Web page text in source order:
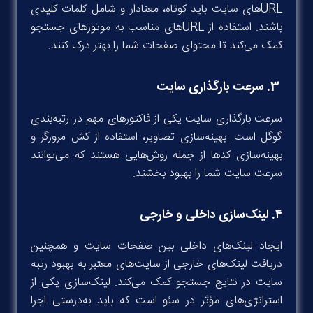
URL‌های سایت باید کوتاه، معنادار و شامل کلمات کلیدی
باشند. استفاده از URL‌های مناسب به موتورهای جستجو
کمک می‌کند تا محتوای صفحات شما را بهتر درک کنند.
سرعت بارگذاری سایت
سرعت بارگذاری سایت یکی از فاکتورهای مهم در رتبه‌بندی
گوگل است. بهینه‌سازی تصاویر، استفاده از کش مرورگر و
بهینه‌سازی کدها از جمله روش‌هایی هستند که می‌توانند
سرعت سایت شما را بهبود بخشند.
۴. لینک‌سازی داخلی و خارجی
ایجاد لینک‌های داخلی بین صفحات سایت و همچنین
دریافت لینک‌های خارجی از سایت‌های معتبر به بهبود رتبه
سایت در نتایج جستجو کمک می‌کند. لینک‌سازی یکی از
استراتژی‌های مؤثر در سئو است که باید به‌درستی اجرا